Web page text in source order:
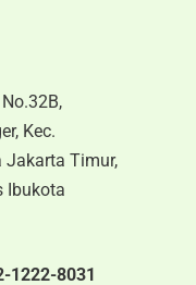
Kec.
Jakarta Timur,
Ibukota
1222-8031